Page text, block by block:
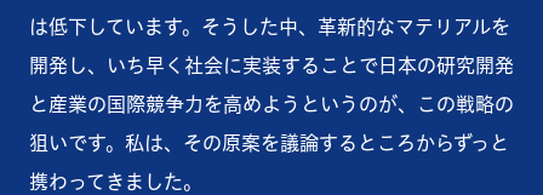
は低下しています。そうした中、革新的なマテリアルを
開発し、いち早く社会に実装することで日本の研究開発
と産業の国際競争力を高めようというのが、この戦略の
狙いです。私は、その原案を議論するところからずっと
携わってきました。